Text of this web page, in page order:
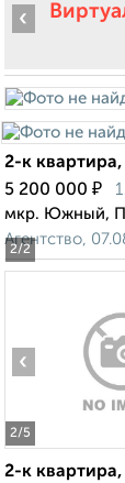
2/2
‹
2-к
5 200 000 ₽
мкр. Южный,
Агентство,
2/5
‹
2-к